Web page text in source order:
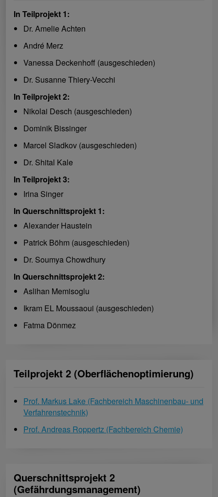
In Teilprojekt 1:
Dr. Amelie Achten
André Merz
Vanessa Deckenhoff (ausgeschieden)
Dr. Susanne Thiery-Vecchi
In Teilprojekt 2:
Nikolai Desch (ausgeschieden)
Dominik Bissinger
Marcel Sladkov (ausgeschieden)
Dr. Shital Kale
In Teilprojekt 3:
Irina Singer
In Querschnittsprojekt 1:
Alexander Haustein
Patrick Böhm (ausgeschieden)
Dr. Soumya Chowdhury
In Querschnittsprojekt 2:
Aslihan Memisoglu
Ikram EL Moussaoui (ausgeschieden)
Fatma Dönmez
Teilprojekt 2 (Oberflächenoptimierung)
Prof. Markus Lake (Fachbereich Maschinenbau- und
Verfahrenstechnik)
Prof. Andreas Roppertz (Fachbereich Chemie)
Querschnittsprojekt 2
(Gefährdungsmanagement)